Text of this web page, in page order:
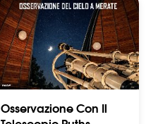
Osservazione Con Il